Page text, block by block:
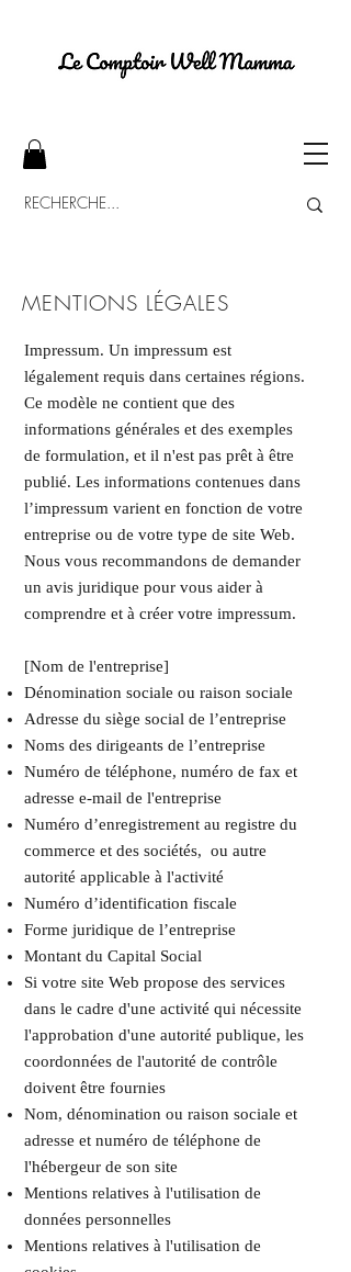
MENTIONS LÉGALES
Impressum. Un impressum est
légalement requis dans certaines régions.
Ce modèle ne contient que des
informations générales et des exemples
de formulation, et il n'est pas prêt à être
publié. Les informations contenues dans
l’impressum varient en fonction de votre
entreprise ou de votre type de site Web.
Nous vous recommandons de demander
un avis juridique pour vous aider à
comprendre et à créer votre impressum.
[Nom de l'entreprise]
Dénomination sociale ou raison sociale
Adresse du siège social de l’entreprise
Noms des dirigeants de l’entreprise
Numéro de téléphone, numéro de fax et
adresse e-mail de l'entreprise
Numéro d’enregistrement au registre du
commerce et des sociétés, ou autre
autorité applicable à l'activité
Numéro d’identification fiscale
Forme juridique de l’entreprise
Montant du Capital Social
Si votre site Web propose des services
dans le cadre d'une activité qui nécessite
l'approbation d'une autorité publique, les
coordonnées de l'autorité de contrôle
doivent être fournies
Nom, dénomination ou raison sociale et
adresse et numéro de téléphone de
l'hébergeur de son site
Mentions relatives à l'utilisation de
données personnelles
Mentions relatives à l'utilisation de